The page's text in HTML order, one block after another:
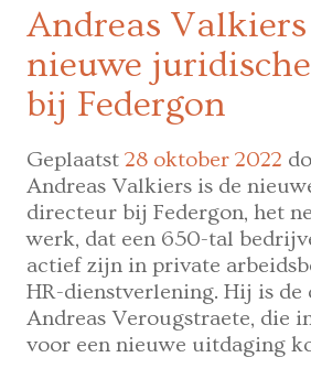
economie
uitnodiging
om
toekomstig
te
herdenken
Andreas
nieuwe
bij Federgon
Geplaatst 28 oktober 2022
Andreas Valkiers is de
directeur bij Federgon, het
werk, dat een 650-tal
actief zijn in private
HR-dienstverlening. Hij is de
Andreas Verougstraete, die
voor een nieuwe uitdaging